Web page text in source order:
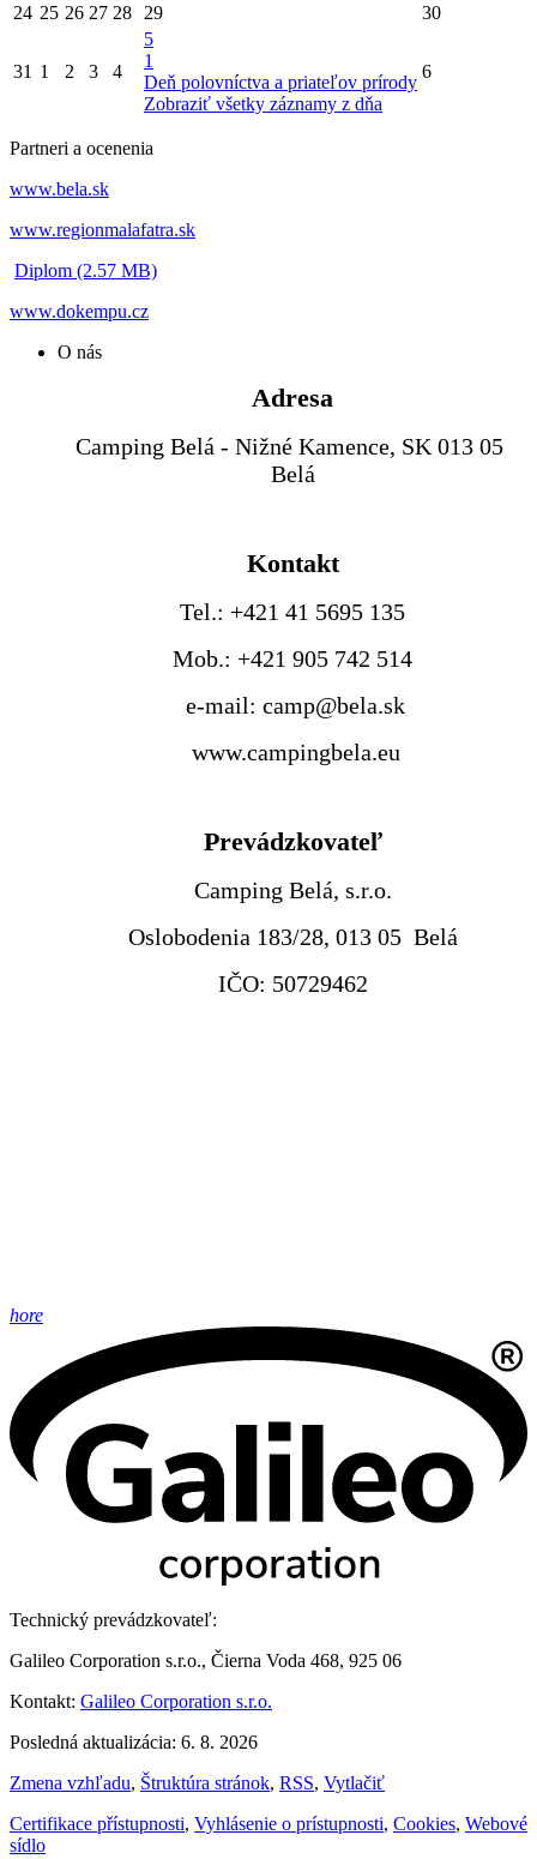
24 25 26 27 28 29 30
31 1 2 3 4
5
1
Deň polovníctva a priateľov prírody
Zobraziť všetky záznamy z dňa
6
Partneri a ocenenia
www.bela.sk
www.regionmalafatra.sk
Diplom (2.57 MB)
www.dokempu.cz
O nás
Adresa
Camping Belá - Nižné Kamence, SK 013 05
Belá
Kontakt
Tel.: +421 41 5695 135
Mob.: +421 905 742 514
e-mail: camp@bela.sk
www.campingbela.eu
Prevádzkovateľ
Camping Belá, s.r.o.
Oslobodenia 183/28, 013 05 Belá
IČO: 50729462
hore
Technický prevádzkovateľ:
Galileo Corporation s.r.o., Čierna Voda 468, 925 06
Kontakt: Galileo Corporation s.r.o.
Posledná aktualizácia: 6. 8. 2026
Zmena vzhľadu, Štruktúra stránok, RSS, Vytlačiť
Certifikace přístupnosti, Vyhlásenie o prístupnosti, Cookies, Webové
sídlo